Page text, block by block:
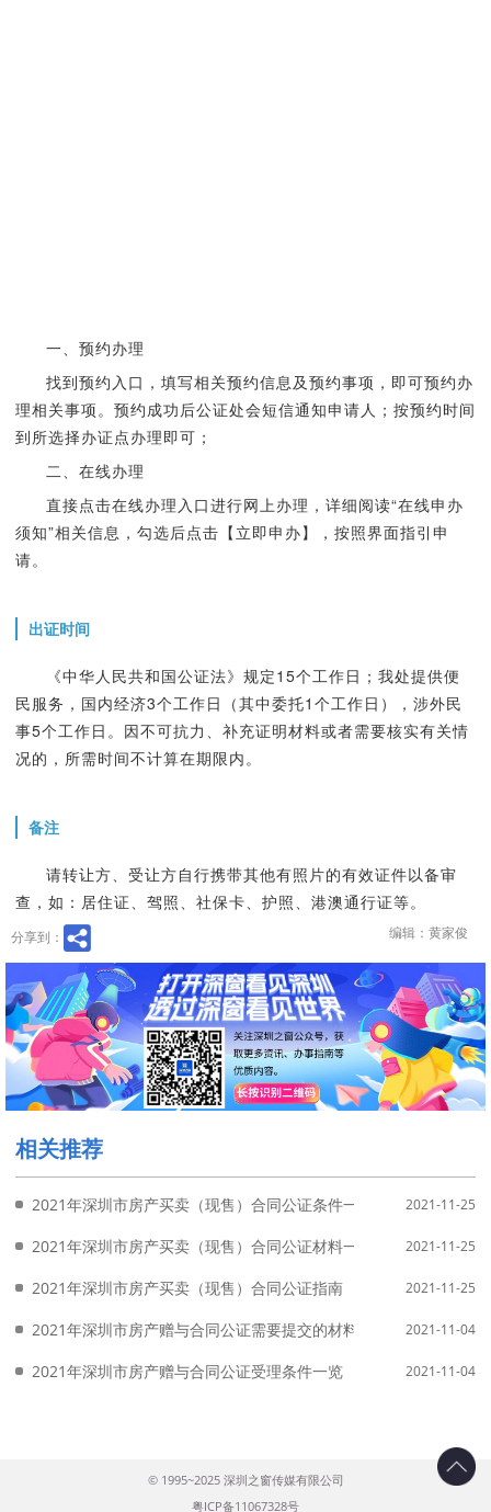
一、预约办理
找到预约入口， 填写相关预约信息及预约事项，即可预约办
理相关事项。预约成功后公证处会短信通知申请人； 按预约时间
到所选择办证点办理即可；
二、在线办理
直接点击在线办理入口进行网上办理，详细阅读“在线申办
须知”相关信息，勾选后点击【立即申办】，按照界面指引申
请。
出证时间
《中华人民共和国公证法》规定15个工作日；我处提供便
民服务，国内经济3个工作日（其中委托1个工作日），涉外民
事5个工作日。因不可抗力、补充证明材料或者需要核实有关情
况的，所需时间不计算在期限内。
备注
请转让方、受让方自行携带其他有照片的有效证件以备审
查，如：居住证、驾照、社保卡、护照、港澳通行证等。
分享到： 编辑：黄家俊
相关推荐
2021年深圳市房产买卖（现售）合同公证条件一览 2021-11-25
2021年深圳市房产买卖（现售）合同公证材料一览 2021-11-25
2021年深圳市房产买卖（现售）合同公证指南 2021-11-25
2021年深圳市房产赠与合同公证需要提交的材料 2021-11-04
2021年深圳市房产赠与合同公证受理条件一览 2021-11-04
© 1995~2025 深圳之窗传媒有限公司
粤ICP备11067328号